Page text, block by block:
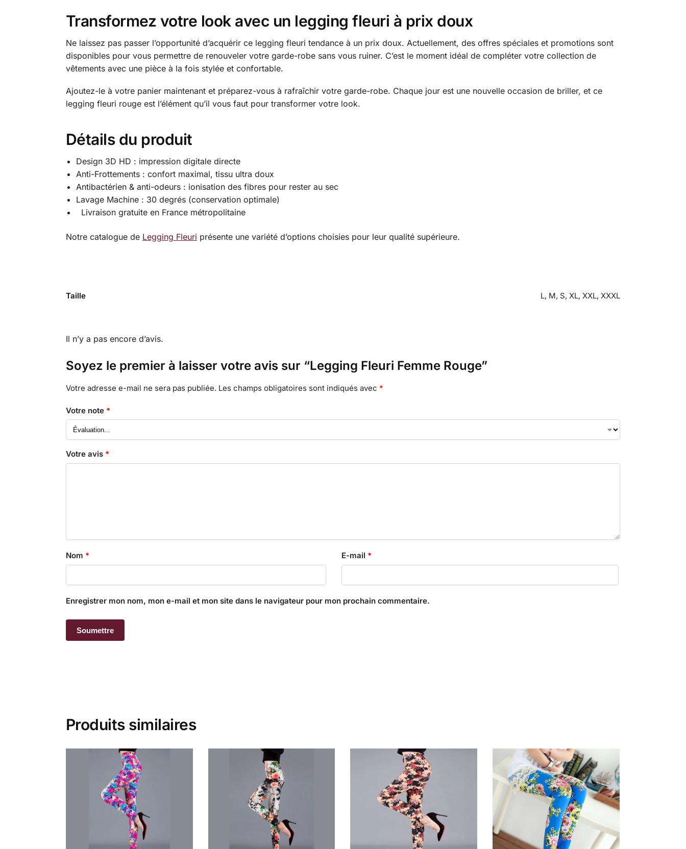
Transformez votre look avec un legging fleuri à prix doux
Ne laissez pas passer l’opportunité d’acquérir ce legging fleuri tendance à un prix doux. Actuellement, des offres spéciales et promotions sont
disponibles pour vous permettre de renouveler votre garde-robe sans vous ruiner. C’est le moment idéal de compléter votre collection de
vêtements avec une pièce à la fois stylée et confortable.
Ajoutez-le à votre panier maintenant et préparez-vous à rafraîchir votre garde-robe. Chaque jour est une nouvelle occasion de briller, et ce
legging fleuri rouge est l’élément qu’il vous faut pour transformer votre look.
Détails du produit
Design 3D HD : impression digitale directe
Anti-Frottements : confort maximal, tissu ultra doux
Antibactérien & anti-odeurs : ionisation des fibres pour rester au sec
Lavage Machine : 30 degrés (conservation optimale)
Livraison gratuite en France métropolitaine
Notre catalogue de Legging Fleuri présente une variété d’options choisies pour leur qualité supérieure.
Taille L, M, S, XL, XXL, XXXL
Il n’y a pas encore d’avis.
Soyez le premier à laisser votre avis sur “Legging Fleuri Femme Rouge”
Votre adresse e-mail ne sera pas publiée. Les champs obligatoires sont indiqués avec *
Votre note *
Votre avis *
Nom * E-mail *
Enregistrer mon nom, mon e-mail et mon site dans le navigateur pour mon prochain commentaire.
Produits similaires